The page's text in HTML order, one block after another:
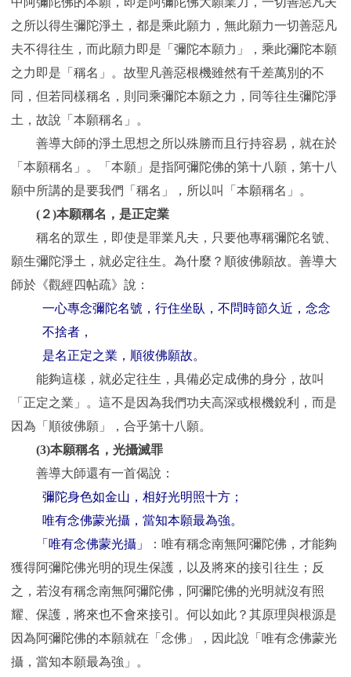
之所以得生彌陀淨土，都是乘此願力，無此願力一切善惡凡
夫不得往生，而此願力即是「彌陀本願力」，乘此彌陀本願
之力即是「稱名」。故聖凡善惡根機雖然有千差萬別的不
同，但若同樣稱名，則同乘彌陀本願之力，同等往生彌陀淨
土，故說「本願稱名」。
善導大師的淨土思想之所以殊勝而且行持容易，就在於
「本願稱名」。「本願」是指阿彌陀佛的第十八願，第十八
願中所講的是要我們「稱名」，所以叫「本願稱名」。
(２)本願稱名，是正定業
稱名的眾生，即使是罪業凡夫，只要他專稱彌陀名號、
願生彌陀淨土，就必定往生。為什麼？順彼佛願故。善導大
師於《觀經四帖疏》說：
一心專念彌陀名號，行住坐臥，不問時節久近，念念
不捨者，
是名正定之業，順彼佛願故。
能夠這樣，就必定往生，具備必定成佛的身分，故叫
「正定之業」。這不是因為我們功夫高深或根機銳利，而是
因為「順彼佛願」，合乎第十八願。
(3)本願稱名，光攝滅罪
善導大師還有一首偈說：
彌陀身色如金山，相好光明照十方；
唯有念佛蒙光攝，當知本願最為強。
「唯有念佛蒙光攝」
：唯有稱念南無阿彌陀佛，才能夠
獲得阿彌陀佛光明的現生保護，以及將來的接引往生；反
之，若沒有稱念南無阿彌陀佛，阿彌陀佛的光明就沒有照
耀、保護，將來也不會來接引。何以如此？其原理與根源是
因為阿彌陀佛的本願就在「念佛」，因此說「唯有念佛蒙光
攝，當知本願最為強」。